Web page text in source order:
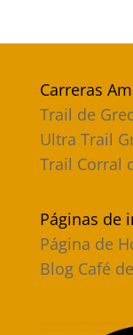
Carreras
Trail de
Ultra Trail
Trail Corral
Páginas de
Página de
Blog Café